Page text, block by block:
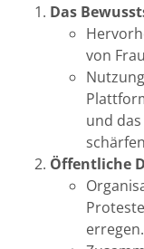
Das
von
und
Öffentliche
erregen.